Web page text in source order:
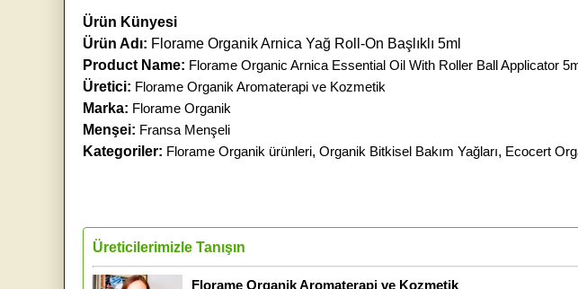
Ürün Künyesi
Ürün Adı: Florame Organik Arnica Yağ Roll-On Başlıklı 5ml
Product Name: Florame Organic Arnica Essential Oil With Roller Ball Applicator
Üretici: Florame Organik Aromaterapi ve Kozmetik
Marka: Florame Organik
Menşei: Fransa Menşeli
Kategoriler: Florame Organik ürünleri, Organik Bitkisel Bakım Yağları, Ecocert
Üreticilerimizle Tanışın
Florame Organik Aromaterapi ve Kozmetik